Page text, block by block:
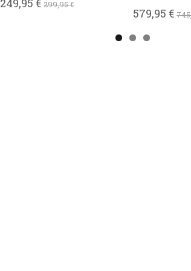
249,95 €299,95 €
579,95 €